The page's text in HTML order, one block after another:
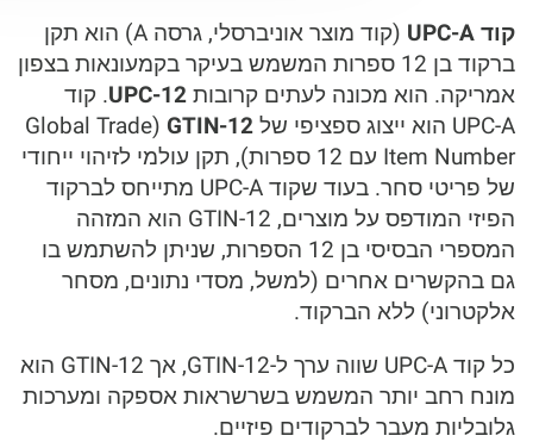
קוד UPC-A
(קוד מוצר אוניברסלי, גרסה A) הוא תקן
ברקוד בן 12 ספרות המשמש בעיקר בקמעונאות בצפון
אמריקה. הוא מכונה לעתים קרובות UPC-12. קוד
UPC-A הוא ייצוג ספציפי של
GTIN-12
(Global Trade
Item Number עם 12 ספרות), תקן עולמי לזיהוי ייחודי
של פריטי סחר. בעוד שקוד UPC-A מתייחס לברקוד
הפיזי המודפס על מוצרים, GTIN-12 הוא המזהה
המספרי הבסיסי בן 12 הספרות, שניתן להשתמש בו
גם בהקשרים אחרים (למשל, מסדי נתונים, מסחר
אלקטרוני) ללא הברקוד.
כל קוד UPC-A שווה ערך ל-GTIN-12, אך GTIN-12 הוא
מונח רחב יותר המשמש בשרשראות אספקה ומערכות
גלובליות מעבר לברקודים פיזיים.